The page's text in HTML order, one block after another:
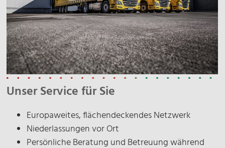
Name
E-Mail*
Datenschutz*
Ich stimme zu, dass meine Angaben zur
Unser Service für Sie
Europaweites, flächendeckendes Netzwerk
Niederlassungen vor Ort
Persönliche Beratung und Betreuung während